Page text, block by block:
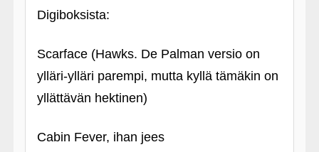
Digiboksista:
Scarface (Hawks. De Palman versio on
ylläri-ylläri parempi, mutta kyllä tämäkin on
yllättävän hektinen)
Cabin Fever, ihan jees